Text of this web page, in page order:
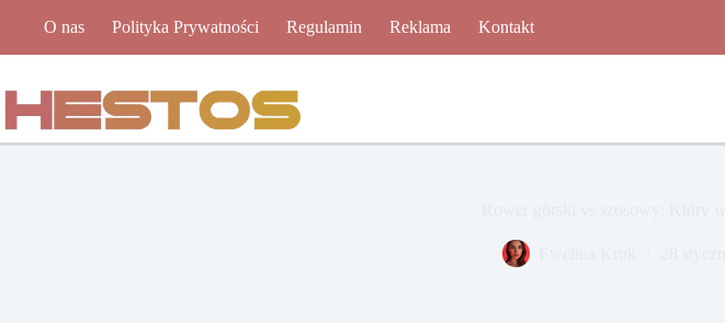
O nas Polityka Prywatności Regulamin Reklama Kontakt